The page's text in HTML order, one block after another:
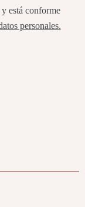
está conforme
personales.